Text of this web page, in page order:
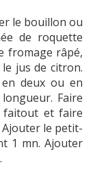
le bouillon ou
de roquette
fromage râpé,
le jus de citron.
en deux ou en
Faire
faitout et faire
le petit-
1 mn. Ajouter